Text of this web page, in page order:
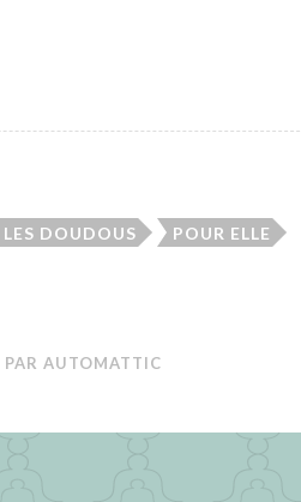
LES DOUDOUS POUR ELLE
AUTOMATTIC